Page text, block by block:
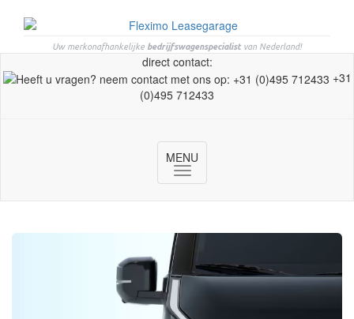
Uw merkonafhankelijke bedrijfswagenspecialistvan Nederland!
direct contact:
+31
(0)495 712433
MENU
Toggle
navigation